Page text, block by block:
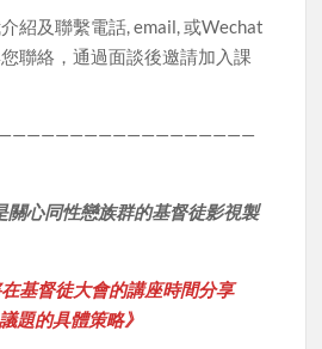
紹及聯繫電話, email, 或Wechat
聯絡，通過面談後邀請加入課
關心同性戀族群的基督徒影視製
基督徒大會的講座時間分享
題的具體策略》